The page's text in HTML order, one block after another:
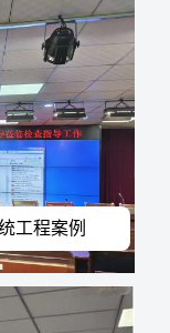
工程案例